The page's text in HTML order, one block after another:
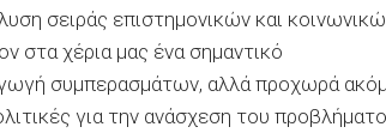
σειράς επιστημονικών και
στα χέρια μας ένα σημαντικό
συμπερασμάτων, αλλά προχωρά
για την ανάσχεση του